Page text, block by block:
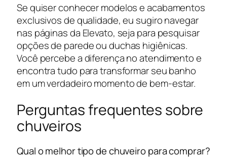
Se quiser conhecer modelos e acabamentos
exclusivos de qualidade, eu sugiro navegar
nas páginas da Elevato, seja para pesquisar
opções de parede ou duchas higiênicas.
Você percebe a diferença no atendimento e
encontra tudo para transformar seu banho
em um verdadeiro momento de bem-estar.
Perguntas frequentes sobre
chuveiros
Qual o melhor tipo de chuveiro para comprar?